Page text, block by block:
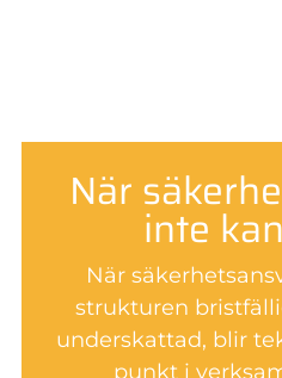
När
inte
När
strukturen
underskattad, blir
punkt i